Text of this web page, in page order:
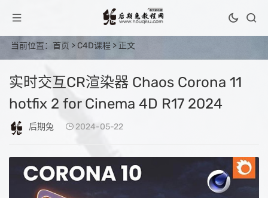
当前位置： 首页 >C4D课程 > 正文
实时交互CR渲染器 Chaos Corona 11
hotfix 2 for Cinema 4D R17 2024
后期兔 2024-05-22